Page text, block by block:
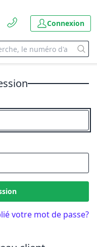
Connexion
votre mot de passe?